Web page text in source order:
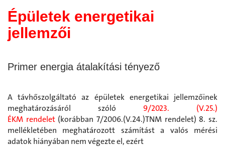
Épületek energetikai
jellemzői
Primer energia átalakítási tényező
A távhőszolgáltató az épületek energetikai jellemzőinek
meghatározásáról szóló 9/2023. (V.25.)
ÉKM rendelet (korábban 7/2006.(V.24.)TNM rendelet) 8. sz.
mellékletében meghatározott számítást a valós mérési
adatok hiányában nem végezte el, ezért